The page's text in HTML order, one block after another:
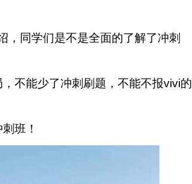
，同学们是不是全面的了解了冲刺
不能少了冲刺刷题，不能不报vivi的
班！